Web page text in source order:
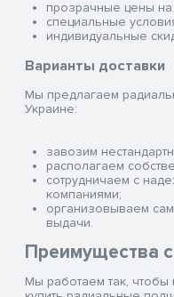
прозрачные цены
специальные
индивидуальные
Варианты доставки
Мы предлагаем
Украине:
завозим
располагаем
сотрудничаем с
компаниями;
организовываем
выдачи.
Преимущества
Мы работаем так, чтобы